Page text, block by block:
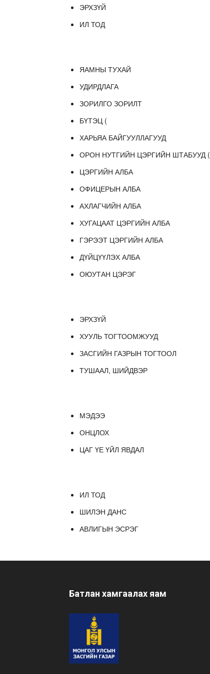
ЭРХЗҮЙ
ИЛ ТОД
ЯАМНЫ ТУХАЙ
УДИРДЛАГА
ЗОРИЛГО ЗОРИЛТ
БҮТЭЦ (
ХАРЬЯА БАЙГУУЛЛАГУУД
ОРОН НУТГИЙН ЦЭРГИЙН ШТАБУУД (
ЦЭРГИЙН АЛБА
ОФИЦЕРЫН АЛБА
АХЛАГЧИЙН АЛБА
ХУГАЦААТ ЦЭРГИЙН АЛБА
ГЭРЭЭТ ЦЭРГИЙН АЛБА
ДҮЙЦҮҮЛЭХ АЛБА
ОЮУТАН ЦЭРЭГ
ЭРХЗҮЙ
ХУУЛЬ ТОГТООМЖУУД
ЗАСГИЙН ГАЗРЫН ТОГТООЛ
ТУШААЛ, ШИЙДВЭР
МЭДЭЭ
ОНЦЛОХ
ЦАГ ҮЕ ҮЙЛ ЯВДАЛ
ИЛ ТОД
ШИЛЭН ДАНС
АВЛИГЫН ЭСРЭГ
Батлан хамгаалах яам